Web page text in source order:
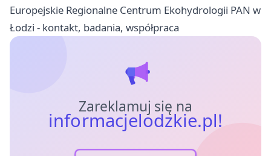
Europejskie Regionalne Centrum Ekohydrologii PAN w
Łodzi - kontakt, badania, współpraca
Zareklamuj się na
informacjelodzkie.pl!